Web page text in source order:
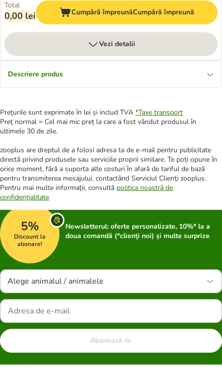
Total
0,00 lei Cumpără împreunăCumpără împreună
Vezi detalii
Descriere produs
Prețurile sunt exprimate în lei și includ TVA *Taxe transport
Preț normal = Cel mai mic preț la care a fost vândut produsul în
ultimele 30 de zile.
zooplus are dreptul de a folosi adresa ta de e-mail pentru publicitate
directă privind produsele sau serviciile proprii similare. Te poți opune în
orice moment, fără a suporta alte costuri în afară de tariful de bază
pentru transmiterea mesajului, contactând Serviciul Clienți zooplus.
Pentru mai multe informații, consultă politica noastră de
confidențialitate
5%
Discount la
abonare!
Newsletterul: oferte personalizate, 10%* la a
doua comandă (*clienți noi) și multe surprize
Alege animalul / animalele
Abonează-te